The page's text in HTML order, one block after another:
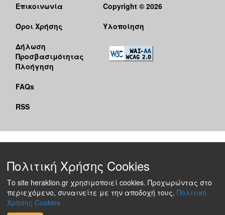
Επικοινωνία
Όροι Χρήσης
Δήλωση
Προσβασιμότητας
Πλοήγηση
FAQs
RSS
Copyright © 2026
Υλοποίηση
Πολιτική Χρήσης Cookies
Το site heraklion.gr χρησιμοποιεί cookies. Προχωρώντας στο
περιεχόμενο, συναινείτε με την αποδοχή τους. Πολιτική
Χρήσης Cookies